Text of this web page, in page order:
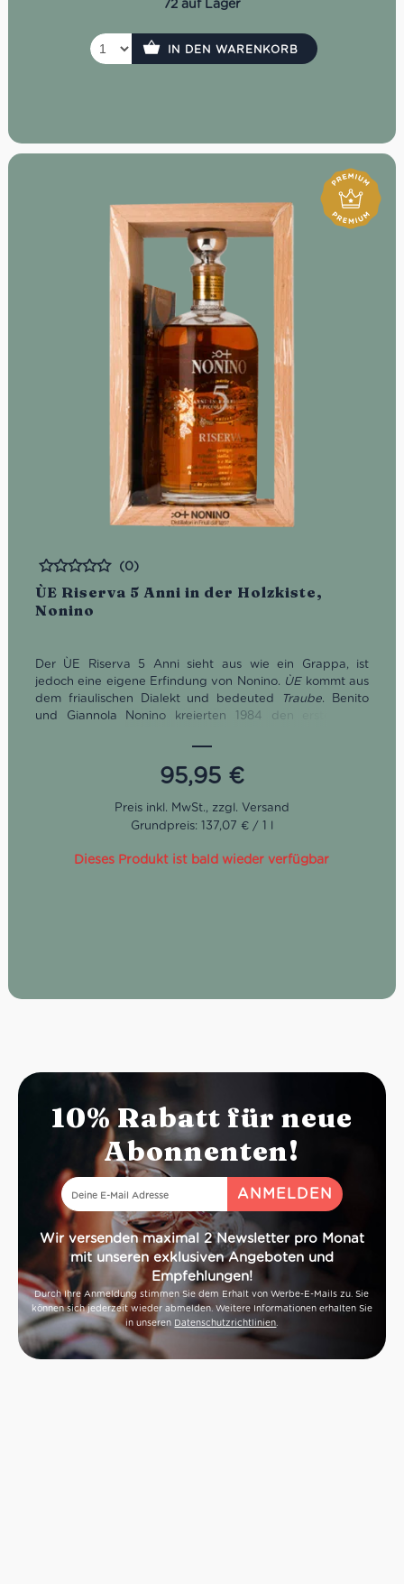
72 auf Lager
IN DEN WARENKORB
ÙE Riserva 5 Anni in der Holzkiste,
Nonino
Bewertet
(0)
Der ÙE Riserva 5 Anni sieht aus wie ein Grappa, ist
jedoch eine eigene Erfindung von Nonino. ÙEkommt aus
dem friaulischen Dialekt und bedeuted
Traube. Benito
und Giannola Nonino kreierten 1984 den ersten ÙE-
Der ÙE Riserva 5 Anni ist ein Blend aus Ribolla, Moscato,
Merlot sowie Malvasia, die allesamt getrennt gebrannt
und anschließend über fünf Jahre in Barriques reiften.
Das Bouquet offenbart vielschichtige Noten von Vanille,
Mandel und gedörrtem Obst. Das Mundgefühl ist überaus
95,95 €
Grundpreis: 137,07 € / 1 l
Dieses Produkt ist bald wieder verfügbar
10% Rabatt für neue
Abonnenten!
Wir versenden maximal 2 Newsletter pro Monat
mit unseren exklusiven Angeboten und
Empfehlungen!
Durch Ihre Anmeldung stimmen Sie dem Erhalt von Werbe-E-Mails zu. Sie
können sich jederzeit wieder abmelden. Weitere Informationen erhalten Sie
in unseren Datenschutzrichtlinien